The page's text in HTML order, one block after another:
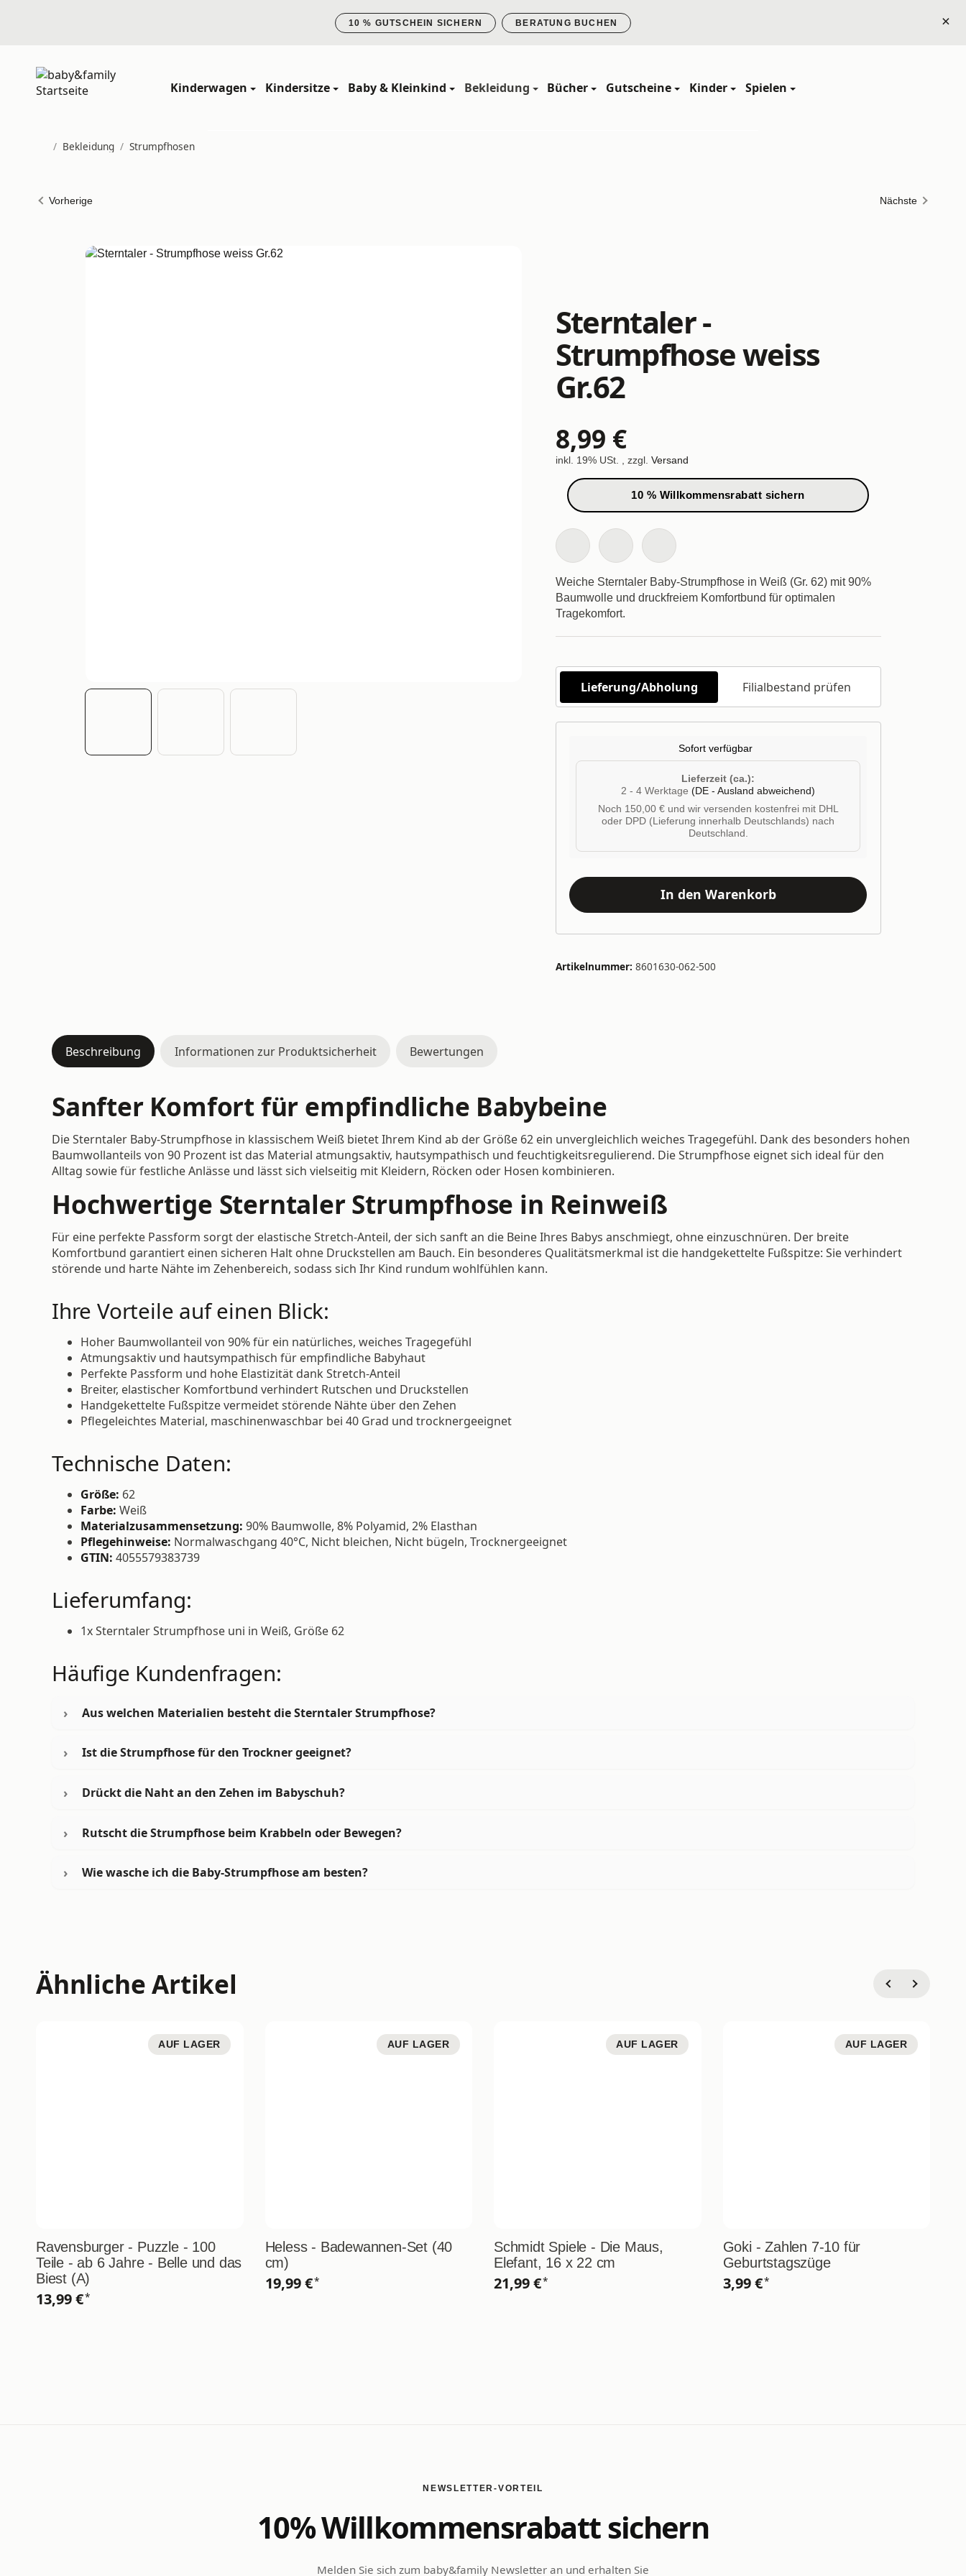
10 % GUTSCHEIN SICHERN BERATUNG BUCHEN ×
Kinderwagen Kindersitze Baby & Kleinkind Bekleidung Bücher Gutscheine Kinder Spielen
/ Bekleidung / Strumpfhosen
Vorherige Nächste
Sterntaler -
Strumpfhose weiss
Gr.62
8,99 €
inkl. 19% USt. , zzgl. Versand
10 % Willkommensrabatt sichern
Weiche Sterntaler Baby-Strumpfhose in Weiß (Gr. 62) mit 90%
Baumwolle und druckfreiem Komfortbund für optimalen
Tragekomfort.
Lieferung/Abholung Filialbestand prüfen
Sofort verfügbar
Lieferzeit (ca.):
2 - 4 Werktage (DE - Ausland abweichend)
Noch 150,00 € und wir versenden kostenfrei mit DHL
oder DPD (Lieferung innerhalb Deutschlands) nach
Deutschland.
In den Warenkorb
Artikelnummer: 8601630-062-500
Beschreibung Informationen zur Produktsicherheit Bewertungen
Sanfter Komfort für empfindliche Babybeine
Die Sterntaler Baby-Strumpfhose in klassischem Weiß bietet Ihrem Kind ab der Größe 62 ein unvergleichlich weiches Tragegefühl. Dank des besonders hohen
Baumwollanteils von 90 Prozent ist das Material atmungsaktiv, hautsympathisch und feuchtigkeitsregulierend. Die Strumpfhose eignet sich ideal für den
Alltag sowie für festliche Anlässe und lässt sich vielseitig mit Kleidern, Röcken oder Hosen kombinieren.
Hochwertige Sterntaler Strumpfhose in Reinweiß
Für eine perfekte Passform sorgt der elastische Stretch-Anteil, der sich sanft an die Beine Ihres Babys anschmiegt, ohne einzuschnüren. Der breite
Komfortbund garantiert einen sicheren Halt ohne Druckstellen am Bauch. Ein besonderes Qualitätsmerkmal ist die handgekettelte Fußspitze: Sie verhindert
störende und harte Nähte im Zehenbereich, sodass sich Ihr Kind rundum wohlfühlen kann.
Ihre Vorteile auf einen Blick:
Hoher Baumwollanteil von 90% für ein natürliches, weiches Tragegefühl
Atmungsaktiv und hautsympathisch für empfindliche Babyhaut
Perfekte Passform und hohe Elastizität dank Stretch-Anteil
Breiter, elastischer Komfortbund verhindert Rutschen und Druckstellen
Handgekettelte Fußspitze vermeidet störende Nähte über den Zehen
Pflegeleichtes Material, maschinenwaschbar bei 40 Grad und trocknergeeignet
Technische Daten:
Größe: 62
Farbe: Weiß
Materialzusammensetzung: 90% Baumwolle, 8% Polyamid, 2% Elasthan
Pflegehinweise: Normalwaschgang 40°C, Nicht bleichen, Nicht bügeln, Trocknergeeignet
GTIN: 4055579383739
Lieferumfang:
1x Sterntaler Strumpfhose uni in Weiß, Größe 62
Häufige Kundenfragen:
Aus welchen Materialien besteht die Sterntaler Strumpfhose?
Ist die Strumpfhose für den Trockner geeignet?
Drückt die Naht an den Zehen im Babyschuh?
Rutscht die Strumpfhose beim Krabbeln oder Bewegen?
Wie wasche ich die Baby-Strumpfhose am besten?
Ähnliche Artikel
AUF LAGER
Ravensburger - Puzzle - 100
Teile - ab 6 Jahre - Belle und das
Biest (A)
13,99 €*
AUF LAGER
Heless - Badewannen-Set (40
cm)
19,99 €*
AUF LAGER
Schmidt Spiele - Die Maus,
Elefant, 16 x 22 cm
21,99 €*
AUF LAGER
Goki - Zahlen 7-10 für
Geburtstagszüge
3,99 €*
NEWSLETTER-VORTEIL
10% Willkommensrabatt sichern
Melden Sie sich zum baby&family Newsletter an und erhalten Sie